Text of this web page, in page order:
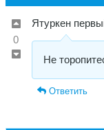
0
Ятуркен
Не
Ответить